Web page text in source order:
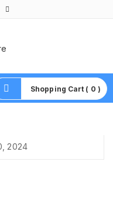
Shopping Cart ( 0 )
2024